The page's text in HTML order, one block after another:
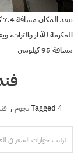
المكرمة للآثار والتراث،
مسافة 95 كيلومتر.
Tagged4 نجوم ,
تصفّح
ترتيب جوازات السفر في العالم